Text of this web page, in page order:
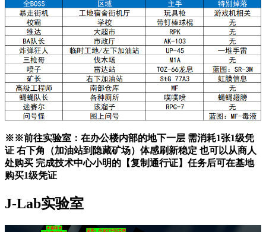
※※前往实验室：在办公楼内部的地下一层 需消耗1张1级凭
证 右下角（加油站到隐藏矿场）体感刷新稳定 也可以从商人
处购买 完成技术中心小明的【复制通行证】任务后可在基地
购买1级凭证
J-Lab实验室